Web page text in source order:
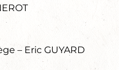
– Eric GUYARD